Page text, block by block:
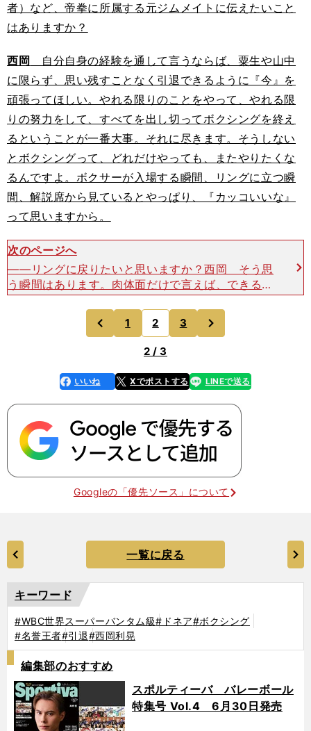
者）など、帝拳に所属する元ジムメイトに伝えたいこと
はありますか？
西岡
自分自身の経験を通して言うならば、粟生や山中
に限らず、思い残すことなく引退できるように『今』を
頑張ってほしい。やれる限りのことをやって、やれる限
りの努力をして、すべてを出し切ってボクシングを終え
るということが一番大事。それに尽きます。そうしない
とボクシングって、どれだけやっても、またやりたくな
るんですよ。ボクサーが入場する瞬間、リングに立つ瞬
間、解説席から見ているとやっぱり、『カッコいいな』
って思いますから。
次のページへ
――リングに戻りたいと思いますか？西岡 そう思
う瞬間はあります。肉体面だけで言えば、できるで
しょう。でも、リングに立とうと思ったら覚悟がい
る。ボクサーは、本当に捨て身で練習して、それこ
そ「命をかけ
前
のページへ
1 2 3
2 / 3
faceboo
k
いいね Xでポストする
line LINEで送る
Googleの「優先ソース」について
一覧に戻る
キーワード
#WBC世界スーパーバンタム級#ドネア#ボクシング
#名誉王者#引退#西岡利晃
編集部のおすすめ
スポルティーバ バレーボール
特集号 Vol.4 6月30日発売